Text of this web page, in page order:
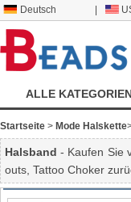
Deutsch
ALLE
Startseite > Mode Halskette
Halsband - Kaufen Sie
outs, Tattoo Choker